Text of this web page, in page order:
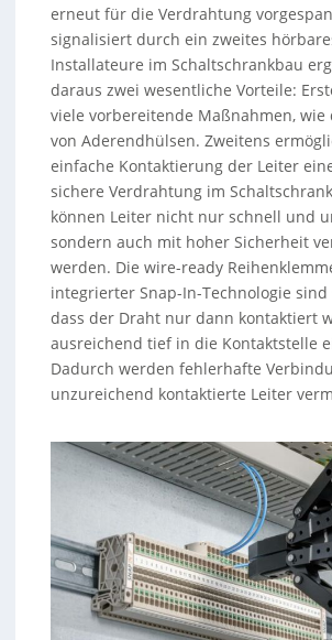
erneut für die Verdrahtung
signalisiert durch ein zweites hörbares
Installateure im Schaltschrankbau
daraus zwei wesentliche Vorteile:
viele vorbereitende Maßnahmen, wie
von Aderendhülsen. Zweitens
einfache Kontaktierung der Leiter
sichere Verdrahtung im
können Leiter nicht nur schnell und
sondern auch mit hoher Sicherheit
werden. Die wire-ready
integrierter Snap-In-Technologie
dass der Draht nur dann kontaktiert
ausreichend tief in die Kontaktstelle
Dadurch werden fehlerhafte
unzureichend kontaktierte Leiter